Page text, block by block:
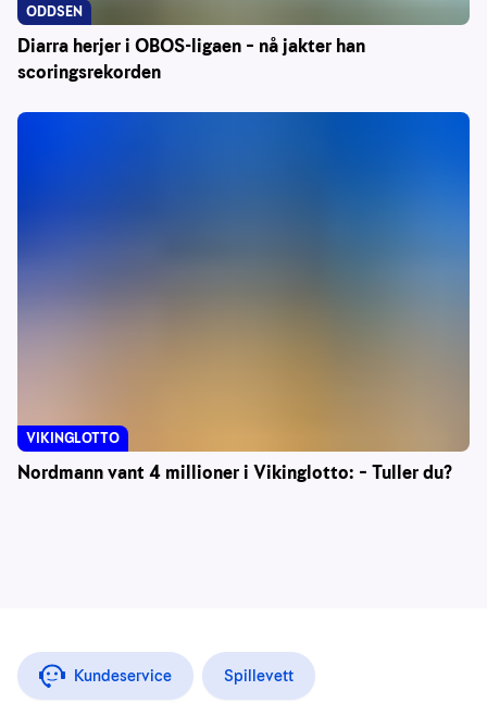
Diarra herjer i OBOS-ligaen – nå jakter han
scoringsrekorden
ODDSEN
Nordmann vant 4 millioner i Vikinglotto: – Tuller du?
VIKINGLOTTO
Kundeservice Spillevett